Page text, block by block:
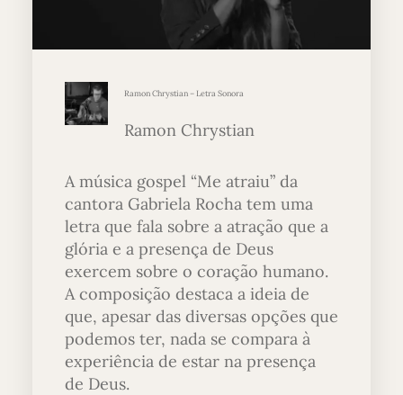
Ramon Chrystian – Letra Sonora
Ramon Chrystian
A música gospel “Me atraiu” da
cantora Gabriela Rocha tem uma
letra que fala sobre a atração que a
glória e a presença de Deus
exercem sobre o coração humano.
A composição destaca a ideia de
que, apesar das diversas opções que
podemos ter, nada se compara à
experiência de estar na presença
de Deus.